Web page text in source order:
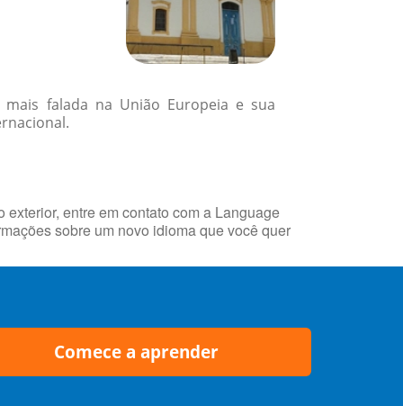
falada na União Europeia e sua
entre em contato com a Language
sobre um novo idioma que você quer
Comece a aprender